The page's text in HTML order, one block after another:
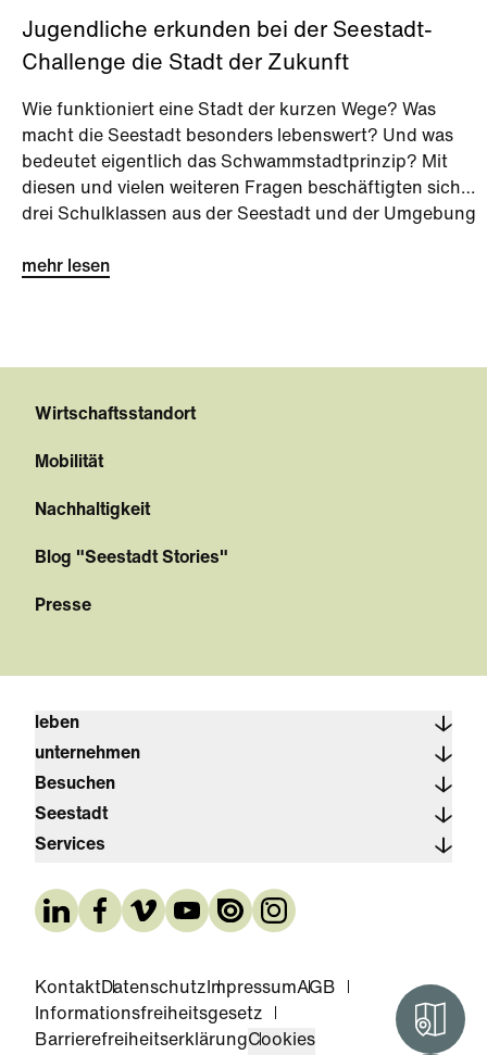
Jugendliche erkunden bei der Seestadt-
Challenge die Stadt der Zukunft
Wie funktioniert eine Stadt der kurzen Wege? Was
macht die Seestadt besonders lebenswert? Und was
bedeutet eigentlich das Schwammstadtprinzip? Mit
diesen und vielen weiteren Fragen beschäftigten sich
drei Schulklassen aus der Seestadt und der Umgebung
mehr lesen
Wirtschaftsstandort
Mobilität
Nachhaltigkeit
Blog "Seestadt Stories"
Presse
leben
unternehmen
Besuchen
Seestadt
Services
KontaktDatenschutz ImpressumAGB
Informationsfreiheitsgesetz
BarrierefreiheitserklärungCookies